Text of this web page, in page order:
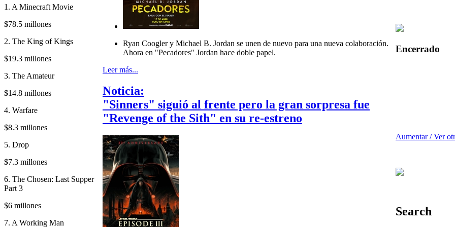
1. A Minecraft Movie
$78.5 millones
2. The King of Kings
$19.3 millones
3. The Amateur
$14.8 millones
4. Warfare
$8.3 millones
5. Drop
$7.3 millones
6. The Chosen: Last Supper
Part 3
$6 millones
7. A Working Man
Ryan Coogler y Michael B. Jordan se unen de nuevo para una nueva colaboración.
Ahora en "Pecadores" Jordan hace doble papel.
Leer más...
Noticia:
"Sinners" siguió al frente pero la gran sorpresa fue
"Revenge of the Sith" en su re-estreno
Encerrado
Aumentar / Ver
Search